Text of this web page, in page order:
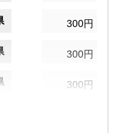
300円
300円
300円